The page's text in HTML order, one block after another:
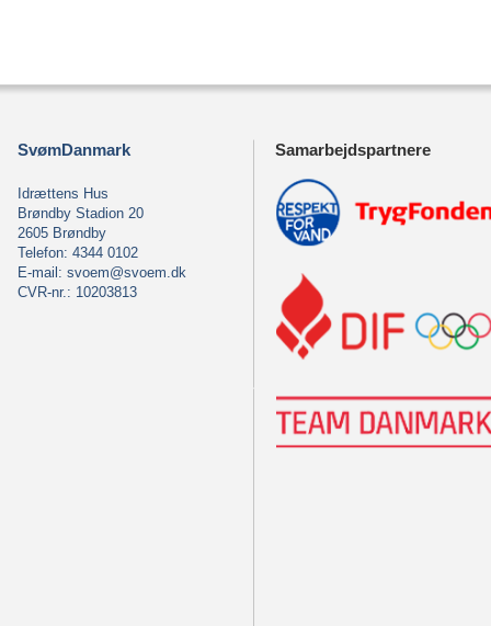
SvømDanmark
Idrættens Hus
Brøndby Stadion 20
2605 Brøndby
Telefon: 4344 0102
E-mail: svoem@svoem.dk
CVR-nr.: 10203813
Samarbejdspartnere